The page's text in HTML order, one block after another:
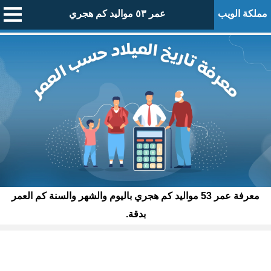
مملكة الويب عمر ٥٣ مواليد كم هجري
معرفة عمر 53 مواليد كم هجري باليوم والشهر والسنة كم العمر
بدقة.